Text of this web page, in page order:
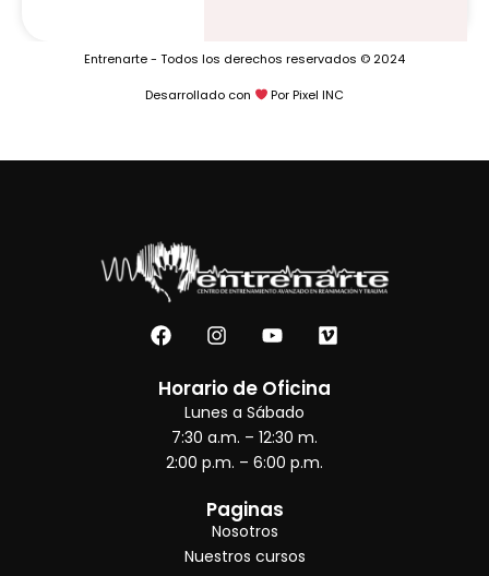
Entrenarte - Todos los derechos reservados © 2024
Desarrollado con Por Pixel INC
F
a
e
o
o
k
I
n
t
a
g
r
a
Y
o
t
u
b
e
V
i
e
Horario de Oficina
Lunes a Sábado
7:30 a.m. – 12:30 m.
2:00 p.m. – 6:00 p.m.
Paginas
Nosotros
Nuestros cursos